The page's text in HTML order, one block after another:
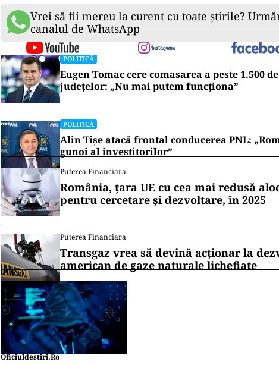
Vrei să fii mereu la curent cu toate știrile?
canalul de WhatsApp
POLITICĂ
Eugen Tomac cere comasarea a peste 1.500
județelor: „Nu mai putem funcționa”
POLITICĂ
Alin Tișe atacă frontal conducerea PNL:
gunoi al investitorilor”
Puterea Financiara
România, țara UE cu cea mai redusă
pentru cercetare și dezvoltare, în 2025
Puterea Financiara
Transgaz vrea să devină acționar la
american de gaze naturale lichefiate
Oficiuldestiri.ro